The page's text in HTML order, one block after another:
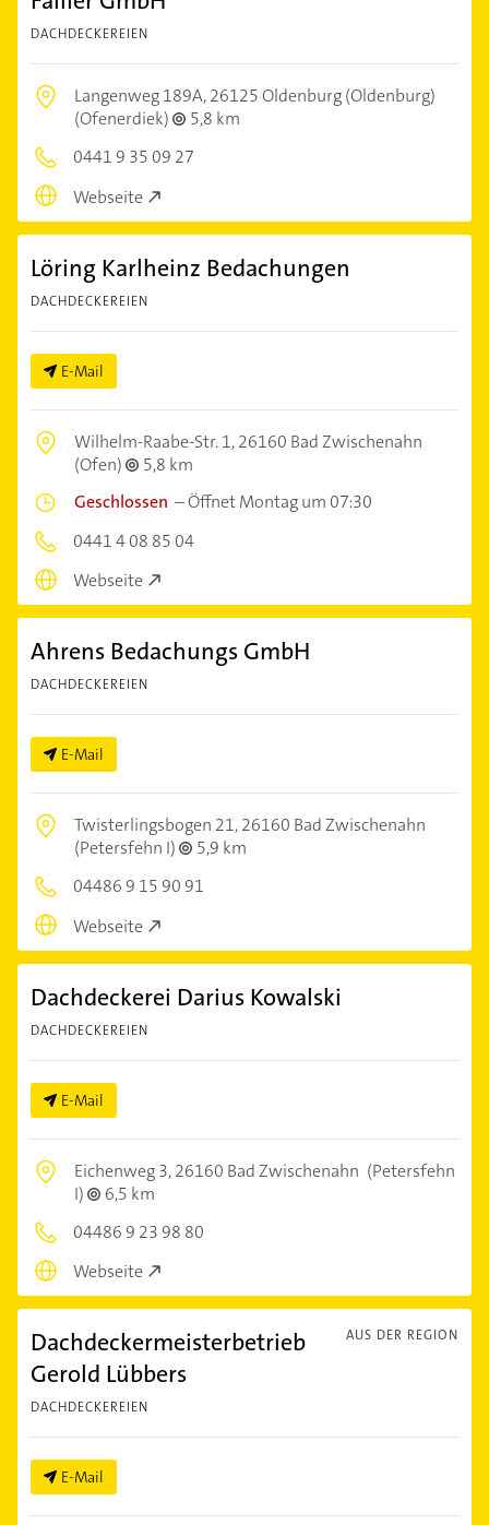
DACHDECKEREIEN
Langenweg 189A,26125 Oldenburg (Oldenburg)
(Ofenerdiek)
5,8 km
0441 9 35 09 27
Webseite
Löring Karlheinz Bedachungen
DACHDECKEREIEN
E-Mail
Wilhelm-Raabe-Str. 1,26160 Bad Zwischenahn
(Ofen)
5,8 km
Geschlossen –Öffnet Montag um 07:30
0441 4 08 85 04
Webseite
Ahrens Bedachungs GmbH
DACHDECKEREIEN
E-Mail
Twisterlingsbogen 21,26160 Bad Zwischenahn
(Petersfehn I)
5,9 km
04486 9 15 90 91
Webseite
Dachdeckerei Darius Kowalski
DACHDECKEREIEN
E-Mail
Eichenweg 3,26160 Bad Zwischenahn (Petersfehn
I)
6,5 km
04486 9 23 98 80
Webseite
AUS DER REGION
Dachdeckermeisterbetrieb
Gerold Lübbers
DACHDECKEREIEN
E-Mail